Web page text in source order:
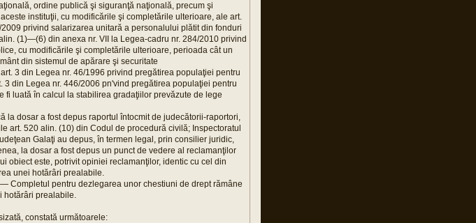
ordine publică şi siguranţă naţională, precum şi
instituţii, cu modificările şi completările ulterioare, ale art.
privind salarizarea unitară a personalului plătit din fonduri
(1)—(6) din anexa nr. VII la Legea-cadru nr. 284/2010 privind
cu modificările şi completările ulterioare, perioada cât un
din sistemul de apărare şi securitate
3 din Legea nr. 46/1996 privind pregătirea populaţiei pentru
din Legea nr. 446/2006 pn'vind pregătirea populaţiei pentru
luată în calcul la stabilirea gradaţiilor prevăzute de lege
la dosar a fost depus raportul întocmit de judecătorii-raportori,
art. 520 alin. (10) din Codul de procedură civilă; Inspectoratul
Galaţi au depus, în termen legal, prin consilier juridic,
la dosar a fost depus un punct de vedere al reclamanţilor
obiect este, potrivit opiniei reclamanţilor, identic cu cel din
unei hotărâri prealabile.
Completul pentru dezlegarea unor chestiuni de drept rămâne
hotărâri prealabile.
constată următoarele: